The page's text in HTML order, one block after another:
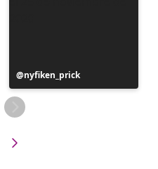
Publicación
realizada
por
nyfiken_prick